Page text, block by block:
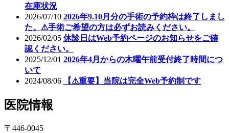
在庫状況
2026/07/10 2026年9.10月分の手術の予約枠は終了しまし
た。⚠手術ご希望の方は必ずお読みください。
2026/02/05 休診日はWeb予約ページのお知らせをご確
認ください。
2025/12/01 2026年4月からの木曜午前受付終了時間につ
いて
2024/08/06
【⚠重要】当院は完全Web予約制です
医院情報
〒446-0045